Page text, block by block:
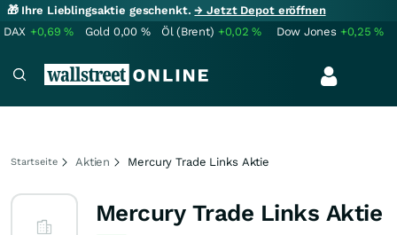
🎁 Ihre Lieblingsaktie geschenkt.→ Jetzt Depot eröffnen
DAX +0,69% Gold 0,00 % Öl (Brent) +0,02% Dow Jones +0,25%
Startseite Aktien Mercury Trade Links Aktie
Mercury Trade Links Aktie